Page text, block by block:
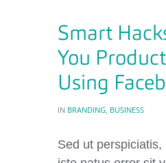
Smart
You
Using
IN BRANDING, BUSINESS
Sed ut perspiciatis,